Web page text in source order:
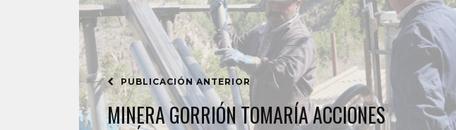
PUBLICACIÓN ANTERIOR
MINERA GORRIÓN TOMARÍA ACCIONES